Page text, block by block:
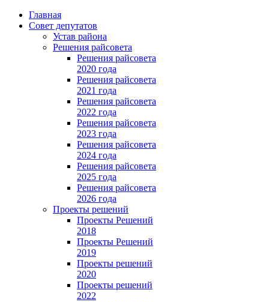
Главная
Совет депутатов
Устав района
Решения райсовета
Решения райсовета
2020 года
Решения райсовета
2021 года
Решения райсовета
2022 года
Решения райсовета
2023 года
Решения райсовета
2024 года
Решения райсовета
2025 года
Решения райсовета
2026 года
Проекты решений
Проекты Решений
2018
Проекты Решений
2019
Проекты решений
2020
Проекты решений
2022